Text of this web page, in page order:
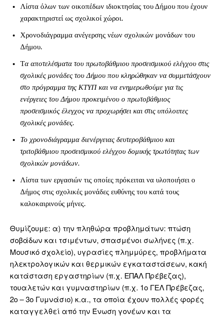
Λίστα όλων των οικοπέδων ιδιοκτησίας του Δήμου που έχουν
χαρακτηριστεί ως σχολικοί χώροι.
Χρονοδιάγραμμα ανέγερσης νέων σχολικών μονάδων του
Δήμου.
Τα αποτελέσματα του πρωτοβάθμιου προσεισμικού ελέγχου στις
σχολικές μονάδες του Δήμου που κληρώθηκαν να συμμετάσχουν
στο πρόγραμμα της ΚΤΥΠ και να ενημερωθούμε για τις
ενέργειες του Δήμου προκειμένου ο πρωτοβάθμιος
προσεισμικός έλεγχος να προχωρήσει και στις υπόλοιπες
σχολικές μονάδες.
Το χρονοδιάγραμμα διενέργειας δευτεροβάθμιου και
τριτοβάθμιου προσεισμικού ελέγχου δομικής τρωτότητας των
σχολικών μονάδων.
Λίστα των εργασιών τις οποίες πρόκειται να υλοποιήσει ο
Δήμος στις σχολικές μονάδες ευθύνης του κατά τους
καλοκαιρινούς μήνες.
Θυμίζουμε: α) την πληθώρα προβλημάτων: πτώση
σοβάδων και τσιμέντων, σπασμένοι σωλήνες (π.χ.
Μουσικό σχολείο), υγρασίες πλημμύρες, προβλήματα
ηλεκτρολογικών και θερμικών εγκαταστάσεων, κακή
κατάσταση εργαστηρίων (π.χ. ΕΠΑΛ Πρέβεζας),
τουαλετών και γυμναστηρίων (π.χ. 1ο ΓΕΛ Πρέβεζας,
2ο – 3ο Γυμνάσιο) κ.α., τα οποία έχουν πολλές φορές
καταγγελθεί από την Ένωση γονέων και τα